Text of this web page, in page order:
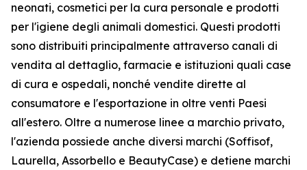
neonati, cosmetici per la cura personale e prodotti
per l'igiene degli animali domestici. Questi prodotti
sono distribuiti principalmente attraverso canali di
vendita al dettaglio, farmacie e istituzioni quali case
di cura e ospedali, nonché vendite dirette al
consumatore e l'esportazione in oltre venti Paesi
all'estero. Oltre a numerose linee a marchio privato,
l'azienda possiede anche diversi marchi (Soffisof,
Laurella, Assorbello e BeautyCase) e detiene marchi